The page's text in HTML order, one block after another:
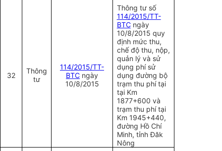
32
Thông
tư
114/2015/TT-
BTC ngày
10/8/2015
Thông tư số
114/2015/TT-
BTCngày
10/8/2015 quy
định mức thu,
chế độ thu, nộp,
quản lý và sử
dụng phí sử
dụng đường bộ
trạm thu phí tại
tại Km
1877+600 và
trạm thu phí tại
Km 1945+440,
đường Hồ Chí
Minh, tỉnh Đăk
Nông